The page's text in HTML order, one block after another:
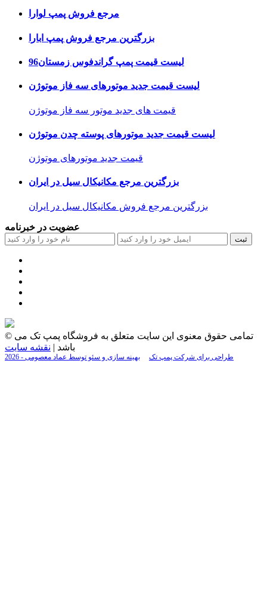
مرجع فروش پمپ لوارا
بزرگترین مرجع فروش پمپ ابارا
لیست قیمت پمپ گراندفوس زمستان96
لیست قیمت جدید موتورهای سه فاز موتوژن
قیمت های جدید موتور سه فاز موتوژن
لیست قیمت جدید موتورهای پوسته چدن موتوژن
قیمت جدید موتورهای موتوژن
بزرگترین مرجع مکانیکال سیل در ایران
بزرگترین مرجع فروش مکانیکال سیل در ایران
عضویت در خبرنامه
ثبت
© تمامی حقوق معنوی این سایت متعلق به فروشگاه پمپ تک می
باشد | نقشه سایت
2026 - طراحی برای شرکت پمپ تک بهینه سازی و سئو توسط عماد معصومی